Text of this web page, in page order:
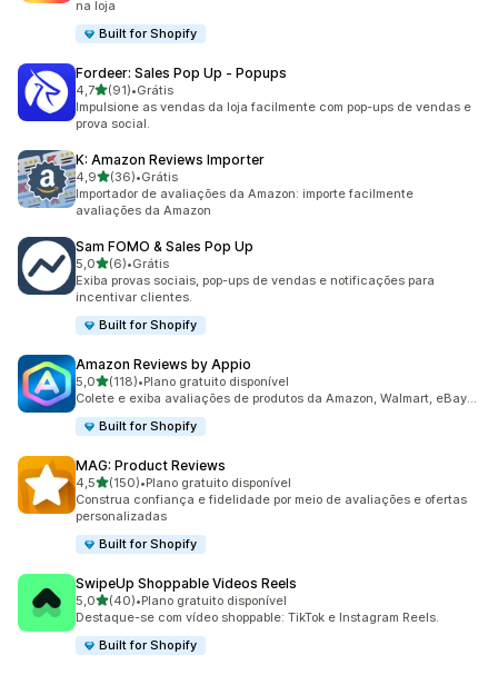
na loja
Built for Shopify
Fordeer: Sales Pop Up ‑ Popups
4,7de 5 estrelas
(91)
91 avaliações ao todo
•Grátis
Impulsione as vendas da loja facilmente com pop-ups de vendas e
prova social.
K: Amazon Reviews Importer
4,9de 5 estrelas
(36)
36 avaliações ao todo
•Grátis
Importador de avaliações da Amazon: importe facilmente
avaliações da Amazon
Sam FOMO & Sales Pop Up
5,0de 5 estrelas
(6)
6 avaliações ao todo
•Grátis
Exiba provas sociais, pop-ups de vendas e notificações para
incentivar clientes.
Built for Shopify
Amazon Reviews by Appio
5,0de 5 estrelas
(118)
118 avaliações ao todo
•Plano gratuito disponível
Colete e exiba avaliações de produtos da Amazon, Walmart, eBay...
Built for Shopify
MAG: Product Reviews
4,5de 5 estrelas
(150)
150 avaliações ao todo
•Plano gratuito disponível
Construa confiança e fidelidade por meio de avaliações e ofertas
personalizadas
Built for Shopify
SwipeUp Shoppable Videos Reels
5,0de 5 estrelas
(40)
40 avaliações ao todo
•Plano gratuito disponível
Destaque-se com vídeo shoppable: TikTok e Instagram Reels.
Built for Shopify